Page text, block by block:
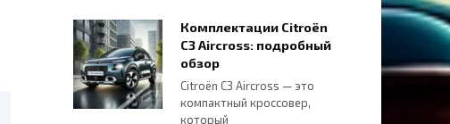
Комплектации Citroën
C3 Aircross: подробный
обзор
Citroën C3 Aircross — это
компактный кроссовер,
который